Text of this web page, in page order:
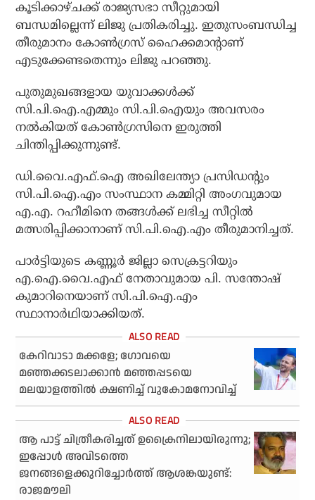
കൂടിക്കാഴ്ചക്ക് രാജ്യസഭാ സീറ്റുമായി
ബന്ധമില്ലെന്ന് ലിജു പ്രതികരിച്ചു. ഇതുസംബന്ധിച്ച
തീരുമാനം കോണ്‍ഗ്രസ് ഹൈക്കമാന്റാണ്
എടുക്കേണ്ടതെന്നും ലിജു പറഞ്ഞു.
പുതുമുഖങ്ങളായ യുവാക്കള്‍ക്ക്
സി.പി.ഐ.എമ്മും സി.പി.ഐയും അവസരം
നല്‍കിയത് കോണ്‍ഗ്രസിനെ ഇരുത്തി
ചിന്തിപ്പിക്കുന്നുണ്ട്.
ഡി.വൈ.എഫ്.ഐ അഖിലേന്ത്യാ പ്രസിഡന്റും
സി.പി.ഐ.എം സംസ്ഥാന കമ്മിറ്റി അംഗവുമായ
എ.എ. റഹീമിനെ തങ്ങള്‍ക്ക് ലഭിച്ച സീറ്റില്‍
മത്സരിപ്പിക്കാനാണ് സി.പി.ഐ.എം തീരുമാനിച്ചത്.
പാര്‍ട്ടിയുടെ കണ്ണൂര്‍ ജില്ലാ സെക്രട്ടറിയും
എ.ഐ.വൈ.എഫ് നേതാവുമായ പി. സന്തോഷ്
കുമാറിനെയാണ് സി.പി.ഐ.എം
സ്ഥാനാര്‍ഥിയാക്കിയത്.
കേറിവാടാ മക്കളേ; ഗോവയെ
മഞ്ഞക്കടലാക്കാന്‍ മഞ്ഞപ്പടയെ
മലയാളത്തില്‍ ക്ഷണിച്ച് വുകോമനോവിച്ച്
ആ പാട്ട് ചിത്രീകരിച്ചത് ഉക്രൈനിലായിരുന്നു;
ഇപ്പോള്‍ അവിടത്തെ
ജനങ്ങളെക്കുറിച്ചോര്‍ത്ത് ആശങ്കയുണ്ട്:
രാജമൗലി